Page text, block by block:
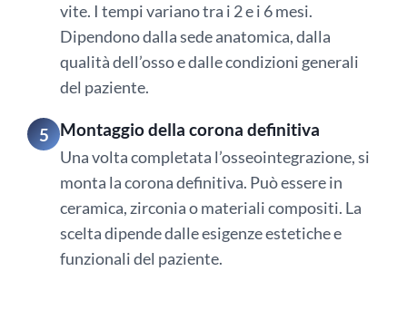
vite. I tempi variano tra i 2 e i 6 mesi.
Dipendono dalla sede anatomica, dalla
qualità dell’osso e dalle condizioni generali
del paziente.
5 Montaggio della corona definitiva
Una volta completata l’osseointegrazione, si
monta la corona definitiva. Può essere in
ceramica, zirconia o materiali compositi. La
scelta dipende dalle esigenze estetiche e
funzionali del paziente.